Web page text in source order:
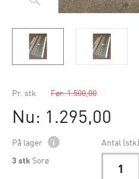
Pr. stk Før: 1.500,00
Nu: 1.295,00
På lager
i
3 stk Sorø
Antal (stk)